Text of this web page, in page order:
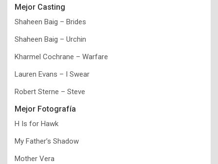
Mejor Casting
Shaheen Baig – Brides
Shaheen Baig – Urchin
Kharmel Cochrane – Warfare
Lauren Evans – I Swear
Robert Sterne – Steve
Mejor Fotografía
H Is for Hawk
My Father’s Shadow
Mother Vera